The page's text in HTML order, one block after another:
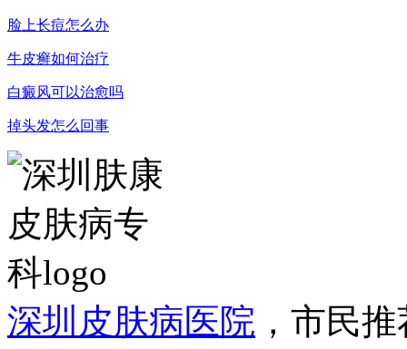
脸上长痘怎么办
牛皮癣如何治疗
白癜风可以治愈吗
掉头发怎么回事
深圳皮肤病医院 ，市民